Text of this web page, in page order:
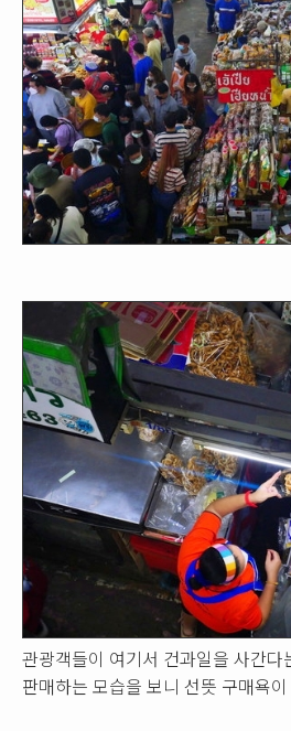
관광객들이 여기서 건과일을 사간다
판매하는 모습을 보니 선뜻 구매욕